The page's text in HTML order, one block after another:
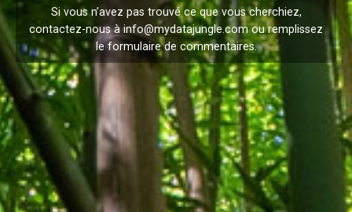
Si vous n’avez pas trouvé ce que vous cherchiez,
contactez-nous à info@mydatajungle.comou remplissez
le formulaire de commentaires.